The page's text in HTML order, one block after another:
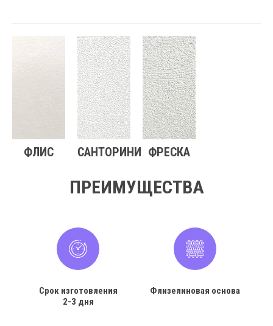
ФЛИС САНТОРИНИ ФРЕСКА
ПРЕИМУЩЕСТВА
Срок изготовления
2-3 дня
Флизелиновая основа